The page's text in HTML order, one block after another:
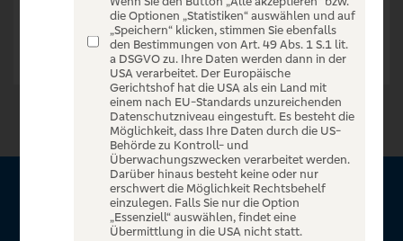
Über VR Entertain
die Optionen „Statistiken“ auswählen und auf
„Speichern“ klicken, stimmen Sie ebenfalls
den Bestimmungen von Art. 49 Abs. 1 S.1 lit.
a DSGVO zu. Ihre Daten werden dann in der
USA verarbeitet. Der Europäische
Gerichtshof hat die USA als ein Land mit
einem nach EU-Standards unzureichenden
Datenschutzniveau eingestuft. Es besteht die
Möglichkeit, dass Ihre Daten durch die US-
Behörde zu Kontroll- und
Überwachungszwecken verarbeitet werden.
Darüber hinaus besteht keine oder nur
erschwert die Möglichkeit Rechtsbehelf
einzulegen. Falls Sie nur die Option
„Essenziell“ auswählen, findet eine
Übermittlung in die USA nicht statt.